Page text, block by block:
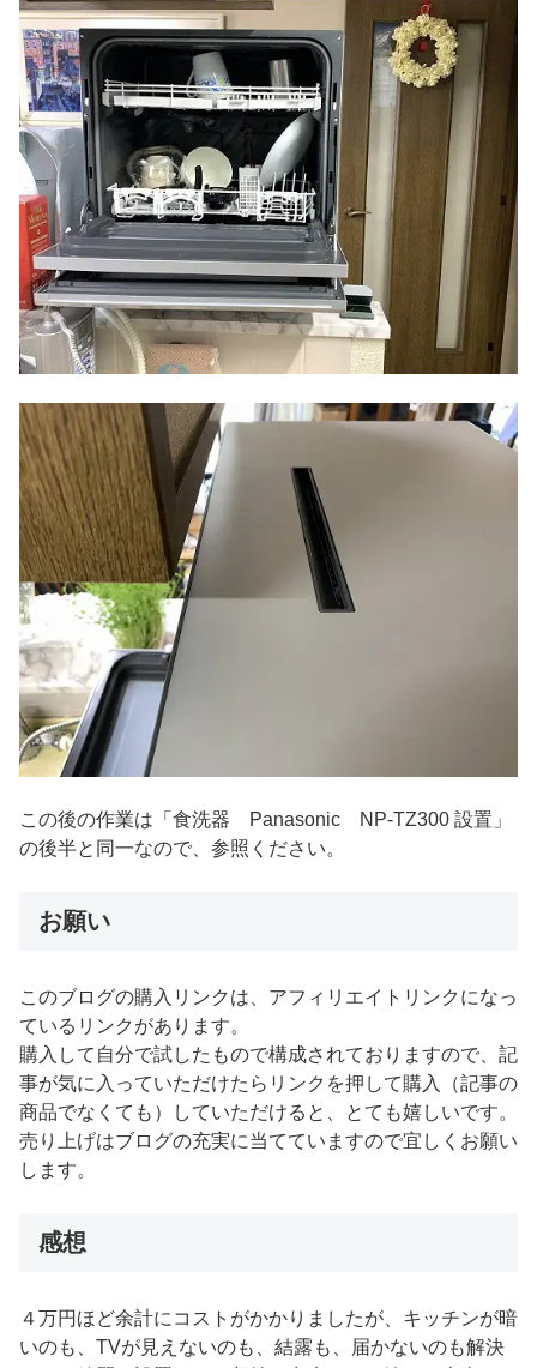
この後の作業は「食洗器 Panasonic NP-TZ300 設置」
の後半と同一なので、参照ください。
お願い
このブログの購入リンクは、アフィリエイトリンクになっ
ているリンクがあります。
購入して自分で試したもので構成されておりますので、記
事が気に入っていただけたらリンクを押して購入（記事の
商品でなくても）していただけると、とても嬉しいです。
売り上げはブログの充実に当てていますので宜しくお願い
します。
感想
４万円ほど余計にコストがかかりましたが、キッチンが暗
いのも、TVが見えないのも、結露も、届かないのも解決